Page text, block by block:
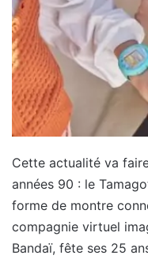
Cette actualité va
années 90 : le
forme de montre
compagnie virtuel
Bandaï, fête ses 25